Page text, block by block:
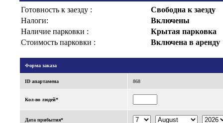
Готовность к заезду :
Свободна к заезду
Налоги:
Включены
Наличие парковки :
Крытая парковка
Стоимость парковки :
Включена в аренду
Форма заказа
ID апартаменa 868
Кол-во людей*
Дата прибытия*